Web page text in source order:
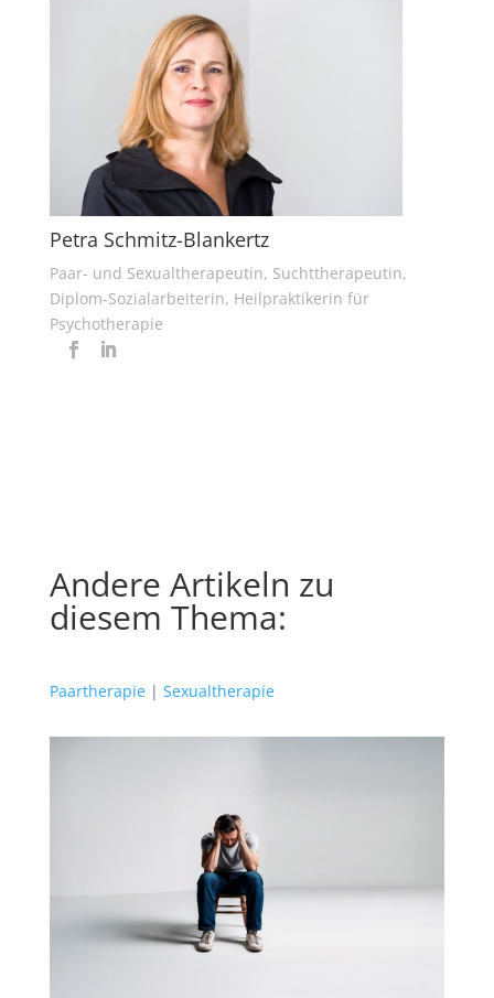
Petra Schmitz-Blankertz
Paar- und Sexualtherapeutin, Suchttherapeutin,
Diplom-Sozialarbeiterin, Heilpraktikerin für
Psychotherapie
Andere Artikeln zu
diesem Thema:
Paartherapie| Sexualtherapie